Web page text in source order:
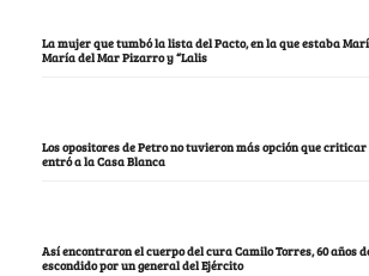
La mujer que tumbó la lista del Pacto, en la que estaba
María del Mar Pizarro y “Lalis
Los opositores de Petro no tuvieron más opción que
entró a la Casa Blanca
Así encontraron el cuerpo del cura Camilo Torres, 60 años
escondido por un general del Ejército